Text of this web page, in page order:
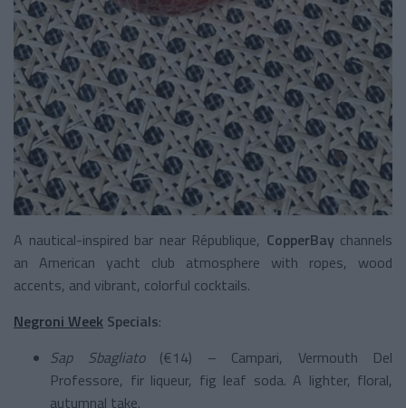
A nautical-inspired bar near République, CopperBay channels
an American yacht club atmosphere with ropes, wood
accents, and vibrant, colorful cocktails.
Negroni Week Specials:
Sap Sbagliato(€14) – Campari, Vermouth Del
Professore, fir liqueur, fig leaf soda. A lighter, floral,
autumnal take.